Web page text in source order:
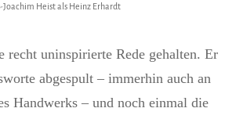
Joachim Heist als Heinz Erhardt
recht uninspirierte Rede gehalten. Er
abgespult – immerhin auch an
Handwerks – und noch einmal die